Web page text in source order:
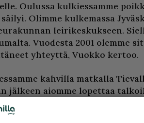
Oulussa kulkiessamme
Olimme kulkemassa
leirikeskukseen.
Vuodesta 2001 olemme
yhteyttä, Vuokko kertoo.
kahvilla matkalla
jälkeen aiomme lopettaa
te olette niin meneviä ja
Utsjoen seurakunnan